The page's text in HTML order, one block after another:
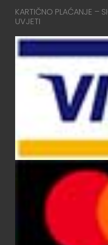
KARTIČNO PLAĆANJE –
UVJETI